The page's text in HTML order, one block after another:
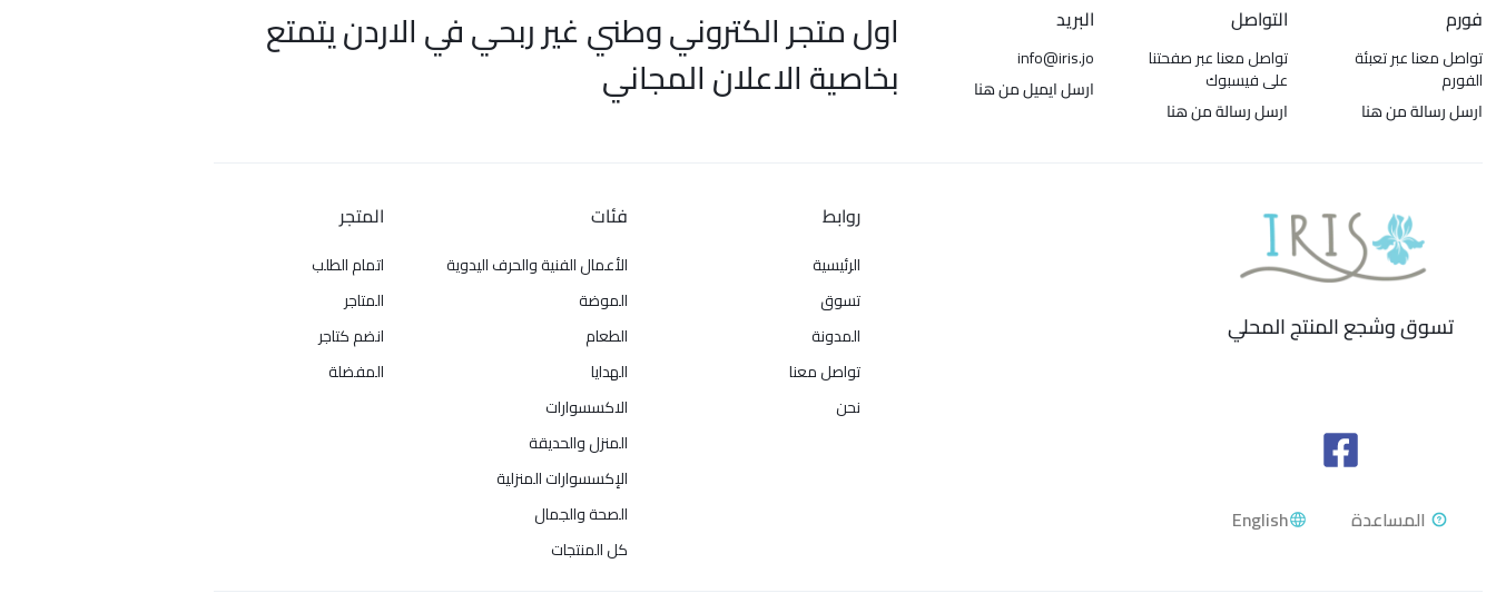
فورم
تواصل معنا عبر تعبئة
الفورم
ارسل رسالة من هنا
التواصل
تواصل معنا عبر صفحتنا
على فيسبوك
ارسل رسالة من هنا
البريد
info@iris.jo
ارسل ايميل من هنا
اول متجر الكتروني وطني غير ربحي في الاردن يتمتع
بخاصية الاعلان المجاني
تسوق وشجع المنتج المحلي
English
روابط
الرئيسية
تسوق
المدونة
تواصل معنا
نحن
فئات
الأعمال الفنية والحرف اليدوية
الموضة
الطعام
الهدايا
الاكسسوارات
المنزل والحديقة
الإكسسوارات المنزلية
الصحة والجمال
كل المنتجات
المتجر
اتمام الطلب
المتاجر
انضم كتاجر
المفضلة